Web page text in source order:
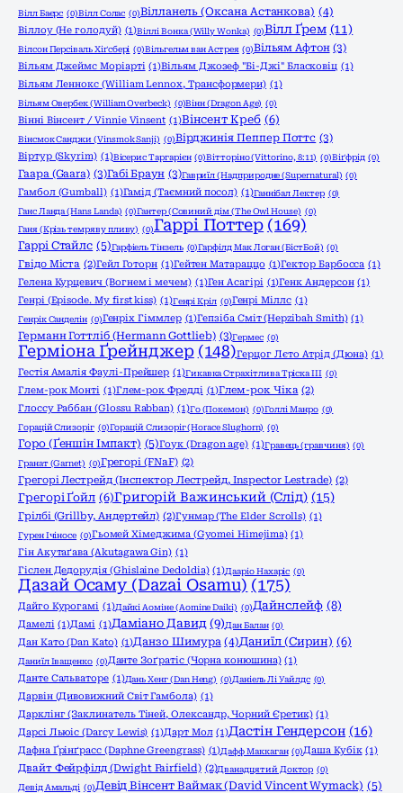
Вілл Баєрс (0)Вілл Солас (0)Вілланель (Оксана Астанкова) (4)
Віллоу (Не голодуй) (1)Віллі Вонка (Willy Wonka) (0)Вілл Ґрем (11)
Вілсон Персіваль Хіґсбері (0)Вільгельм ван Астрея (0)Вільям Афтон (3)
Вільям Джеймс Моріарті (1)Вільям Джозеф "Бі-Джі" Бласковіц (1)
Вільям Леннокс (William Lennox, Трансформери) (1)
Вільям Овербек (William Overbeck) (0)Вінн (Dragon Age) (0)
Вінні Вінсент / Vinnie Vinsent (1)Вінсент Креб (6)
Вінсмок Санджи (Vinsmok Sanji) (0)Вірджинія Пеппер Поттс (3)
Віртур (Skyrim) (1)Вісерис Таргарієн (0)Вітторіно (Vittorino, 8:11) (0)Віґфрід (0)
Гаара (Gaara) (3)Габі Браун (3)Гавриїл (Надприродне (Supernatural) (0)
Гамбол (Gumball) (1)Гамід (Таємний посол) (1)Ганнібал Лектер (0)
Ганс Ланда (Hans Landa) (0)Гантер (Совиний дім (The Owl House) (0)
Ганя (Крізь темряву пливу) (0)Гаррі Поттер (169)
Гаррі Стайлс (5)Гарфіель Тінзель (0)Гарфілд Мак Логан (БістБой) (0)
Гвідо Міста (2)Гейл Готорн (1)Гейтен Матараццо (1)Гектор Барбосса (1)
Гелена Курцевич (Вогнем і мечем) (1)Ген Асагірі (1)Генк Андерсон (1)
Генрі (Episode. My first kiss) (1)Генрі Кріл (0)Генрі Міллс (1)
Генрік Санделін (0)Генріх Гіммлер (1)Гепзіба Сміт (Hepzibah Smith) (1)
Германн Готтліб (Hermann Gottlieb) (3)Гермес (0)
Герміона Ґрейнджер (148)Герцог Лєто Атрід (Дюна) (1)
Гестія Амалія Фаулі-Прейшер (1)Гикавка Страхітлива Тріска ІІІ (0)
Глем-рок Монті (1)Глем-рок Фредді (1)Глем-рок Чіка (2)
Глоссу Раббан (Glossu Rabban) (1)Го (Покемон) (0)Голлі Манро (0)
Горацій Слизоріг (0)Горацій Слизоріг (Horace Slughorn) (0)
Горо (Ґеншін Імпакт) (5)Гоук (Dragon age) (1)Гравець (гравчиня) (0)
Гранат (Garnet) (0)Грегорі (FNaF) (2)
Грегорі Лестрейд (Інспектор Лестрейд, Inspector Lestrade) (2)
Грегорі Ґойл (6)Григорій Важинський (Слід) (15)
Грілбі (Grillby, Андертейл) (2)Гунмар (The Elder Scrolls) (1)
Гурен Ічіносе (0)Гьомей Хімеджима (Gyomei Himejima) (1)
Гін Акутаґава (Akutagawa Gin) (1)
Гіслен Дедорудія (Ghislaine Dedoldia) (1)Дааріо Нахаріс (0)
Дазай Осаму (Dazai Osamu) (175)
Дайго Курогамі (1)Дайкі Аоміне (Aomine Daiki) (0)Дайнслейф (8)
Дамелі (1)Дамі (1)Даміано Давид (9)Дан Балан (0)
Дан Като (Dan Katо) (1)Данзо Шимура (4)Даниїл (Сирин) (6)
Даниїл Іващенко (0)Данте Зоґратіс (Чорна конюшина) (1)
Данте Сальваторе (1)Дань Хенг (Dan Heng) (0)Даніель Лі Уайлдс (0)
Дарвін (Дивовижний Світ Гамбола) (1)
Дарклінг (Заклинатель Тіней, Олександр, Чорний Єретик) (1)
Дарсі Льюіс (Darcy Lewis) (1)Дарт Мол (1)Дастін Гендерсон (16)
Дафна Ґрінґрасс (Daphne Greengrass) (1)Дафф Маккаган (0)Даша Кубік (1)
Двайт Фейрфілд (Dwight Fairfield) (2)Дванадцятий Доктор (0)
Девід Амальді (0)Девід Вінсент Ваймак (David Vincent Wymack) (5)